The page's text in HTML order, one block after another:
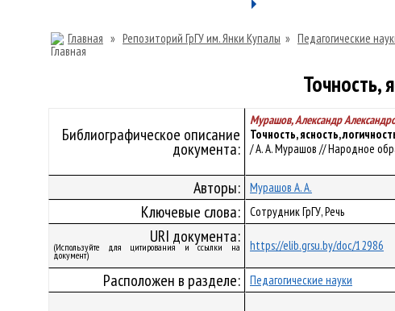
Главная » Репозиторий ГрГУ им. Янки Купалы » Педагогические
Точность,
Библиографическое описание
документа:
Мурашов, Александр
Точность, ясность,
/ А. А. Мурашов // Народное
Авторы: Мурашов А. А.
Ключевые слова: Сотрудник ГрГУ, Речь
URI документа:
(Используйте для цитирования и ссылки на
документ)
https://elib.grsu.by/doc/12986
Расположен в разделе: Педагогические науки